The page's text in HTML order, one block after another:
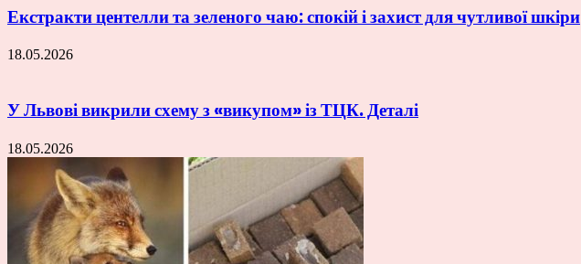
Екстракти центелли та зеленого чаю: спокій і захист для чутливої шкіри
18.05.2026
У Львові викрили схему з «викупом» із ТЦК. Деталі
18.05.2026